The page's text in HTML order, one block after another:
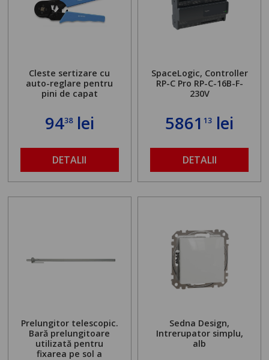
Cleste sertizare cu
auto-reglare pentru
pini de capat
9438lei
DETALII
SpaceLogic, Controller
RP-C Pro RP-C-16B-F-
230V
586113 lei
DETALII
Prelungitor telescopic.
Bară prelungitoare
utilizată pentru
fixarea pe sol a
Sedna Design,
Intrerupator simplu,
alb